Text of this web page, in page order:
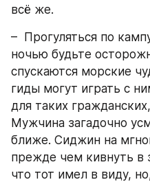
всё же.
–  Прогуляться по
ночью будьте
спускаются морские
гиды могут играть с
для таких
Мужчина загадочно
ближе. Сиджин на
прежде чем кивнуть в
что тот имел в виду,